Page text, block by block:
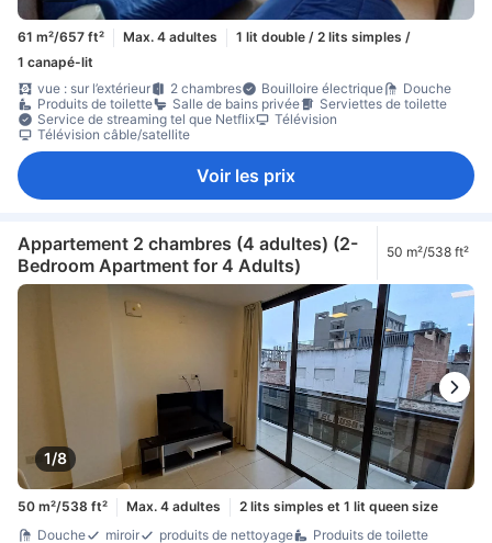
61 m²/657 ft² Max. 4 adultes
1 lit double / 2 lits simples /
1 canapé-lit
vue : sur l’extérieur
2 chambres Bouilloire électrique
Douche
Produits de toilette
Salle de bains privée
Serviettes de toilette
Service de streaming tel que Netflix
Télévision
Télévision câble/satellite
Voir les prix
Appartement 2 chambres (4 adultes) (2-
Bedroom Apartment for 4 Adults)
50 m²/538 ft²
1/8
50 m²/538 ft² Max. 4 adultes
2 lits simples et 1 lit queen size
Douche
miroir produits de nettoyage
Produits de toilette